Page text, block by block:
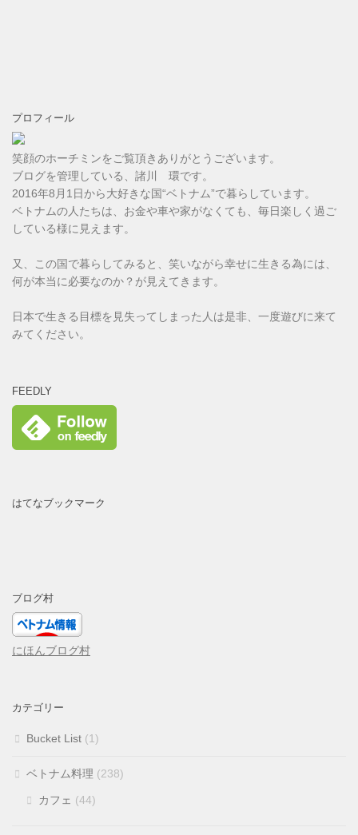
プロフィール
笑顔のホーチミンをご覧頂きありがとうございます。
ブログを管理している、諸川 環です。
2016年8月1日から大好きな国“ベトナム”で暮らしています。
ベトナムの人たちは、お金や車や家がなくても、毎日楽しく過ご
している様に見えます。
又、この国で暮らしてみると、笑いながら幸せに生きる為には、
何が本当に必要なのか？が見えてきます。
日本で生きる目標を見失ってしまった人は是非、一度遊びに来て
みてください。
FEEDLY
はてなブックマーク
ブログ村
にほんブログ村
カテゴリー
Bucket List (1)
ベトナム料理 (238)
カフェ (44)